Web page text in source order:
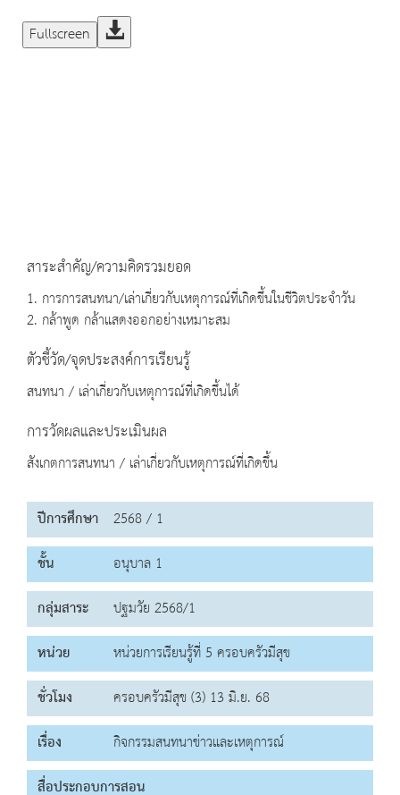
Fullscreen
สาระสำคัญ/ความคิดรวมยอด
1. การการสนทนา/เล่าเกี่ยวกับเหตุการณ์ที่เกิดขึ้นในชีวิตประจำวัน
2. กล้าพูด กล้าแสดงออกอย่างเหมาะสม
ตัวชี้วัด/จุดประสงค์การเรียนรู้
สนทนา / เล่าเกี่ยวกับเหตุการณ์ที่เกิดขึ้นได้
การวัดผลและประเมินผล
สังเกตการสนทนา / เล่าเกี่ยวกับเหตุการณ์ที่เกิดขึ้น
ปีการศึกษา 2568 / 1
ชั้น
อนุบาล 1
กลุ่มสาระ
ปฐมวัย 2568/1
หน่วย
หน่วยการเรียนรู้ที่ 5 ครอบครัวมีสุข
ชั่วโมง
ครอบครัวมีสุข (3) 13 มิ.ย. 68
เรื่อง
กิจกรรมสนทนาข่าวและเหตุการณ์
สื่อประกอบการสอน